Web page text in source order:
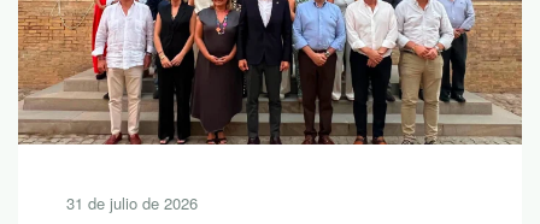
31 de julio de 2026